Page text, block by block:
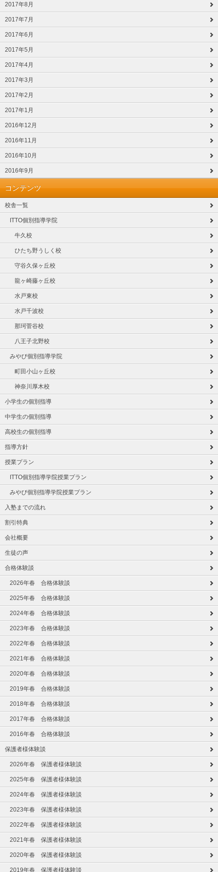
2017年8月
2017年7月
2017年6月
2017年5月
2017年4月
2017年3月
2017年2月
2017年1月
2016年12月
2016年11月
2016年10月
2016年9月
コンテンツ
校舎一覧
ITTO個別指導学院
牛久校
ひたち野うしく校
守谷久保ヶ丘校
龍ヶ崎藤ヶ丘校
水戸東校
水戸千波校
那珂菅谷校
八王子北野校
みやび個別指導学院
町田小山ヶ丘校
神奈川厚木校
小学生の個別指導
中学生の個別指導
高校生の個別指導
指導方針
授業プラン
ITTO個別指導学院授業プラン
みやび個別指導学院授業プラン
入塾までの流れ
割引特典
会社概要
生徒の声
合格体験談
2026年春 合格体験談
2025年春 合格体験談
2024年春 合格体験談
2023年春 合格体験談
2022年春 合格体験談
2021年春 合格体験談
2020年春 合格体験談
2019年春 合格体験談
2018年春 合格体験談
2017年春 合格体験談
2016年春 合格体験談
保護者様体験談
2026年春 保護者様体験談
2025年春 保護者様体験談
2024年春 保護者様体験談
2023年春 保護者様体験談
2022年春 保護者様体験談
2021年春 保護者様体験談
2020年春 保護者様体験談
2019年春 保護者様体験談